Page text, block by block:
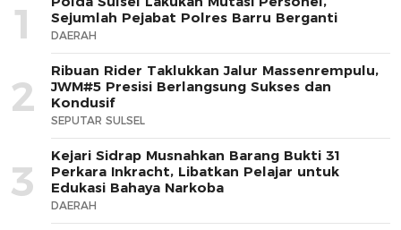
1
Sejumlah Pejabat Polres Barru Berganti
DAERAH
2
Ribuan Rider Taklukkan Jalur Massenrempulu,
JWM#5 Presisi Berlangsung Sukses dan
Kondusif
SEPUTAR SULSEL
3
Kejari Sidrap Musnahkan Barang Bukti 31
Perkara Inkracht, Libatkan Pelajar untuk
Edukasi Bahaya Narkoba
DAERAH